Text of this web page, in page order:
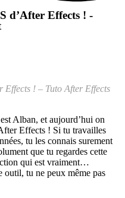
d’After Effects ! -
! – Tuto After Effects
Alban, et aujourd’hui on
Effects ! Si tu travailles
tu les connais surement
que tu regardes cette
qui est vraiment…
outil, tu ne peux même pas